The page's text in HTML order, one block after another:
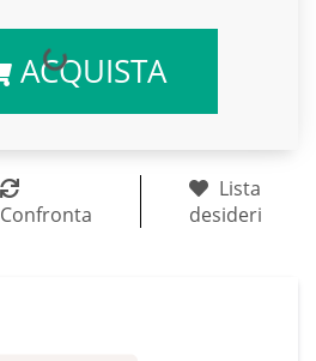
ACQUISTA
Confronta
Lista
desideri